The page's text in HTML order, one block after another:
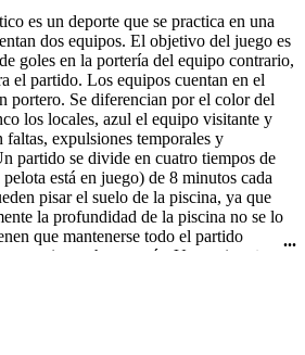
Internacional de Natación (FINA). El
en la década de 1930 y fue en un
del estilo braza, hasta que fue
en 1952.
es un deporte que se practica en una
dos equipos. El objetivo del juego es
goles en la portería del equipo contrario,
el partido. Los equipos cuentan en el
portero. Se diferencian por el color del
los locales, azul el equipo visitante y
expulsiones temporales y
partido se divide en cuatro tiempos de
está en juego) de 8 minutos cada
pisar el suelo de la piscina, ya que
la profundidad de la piscina no se lo
que mantenerse todo el partido
mucha energía. Un equipo tiene
la pelota para efectuar un lanzamiento a